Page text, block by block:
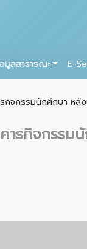
มูลสาธารณะ E-
จกรรมนักศึกษา หลั
รกิจกรรม